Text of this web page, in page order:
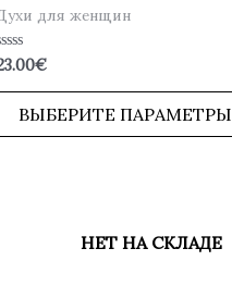
для женщин
€
ВЫБЕРИТЕ ПАРАМЕТРЫ
НЕТ НА СКЛАДЕ